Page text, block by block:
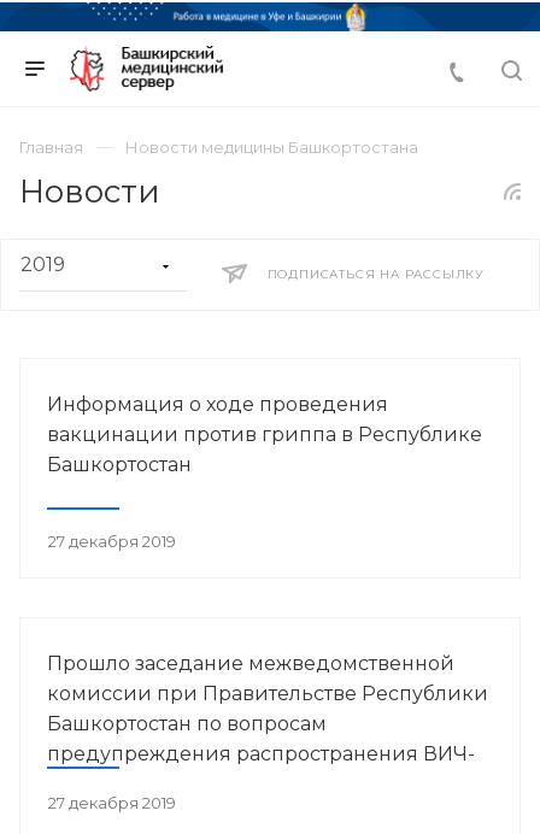
Главная Новости медицины Башкортостана
Новости
ПОДПИСАТЬСЯ НА РАССЫЛКУ
Информация о ходе проведения
вакцинации против гриппа в Республике
Башкортостан
27 декабря 2019
Прошло заседание межведомственной
комиссии при Правительстве Республики
Башкортостан по вопросам
предупреждения распространения ВИЧ-
27 декабря 2019